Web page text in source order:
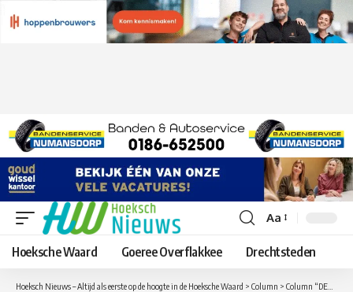
Lettergrootte
aanpassen
Aa
Hoeksche Waard Goeree Overflakkee Drechtsteden
Hoeksch Nieuws – Altijd als eerste op de hoogte in de Hoeksche Waard > Column > Column “DEN DIEK”